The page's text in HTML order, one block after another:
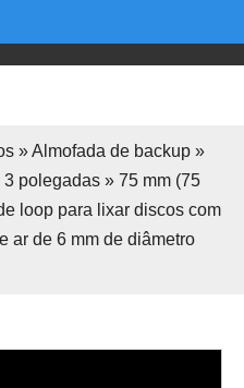
»Almofada de backup »
3 polegadas » 75 mm (75
loop para lixar discos com
ar de 6 mm de diâmetro